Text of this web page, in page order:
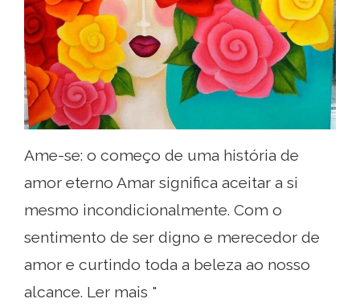
Ame-se: o começo de uma história de
amor eterno Amar significa aceitar a si
mesmo incondicionalmente. Com o
sentimento de ser digno e merecedor de
amor e curtindo toda a beleza ao nosso
alcance. Ler mais "